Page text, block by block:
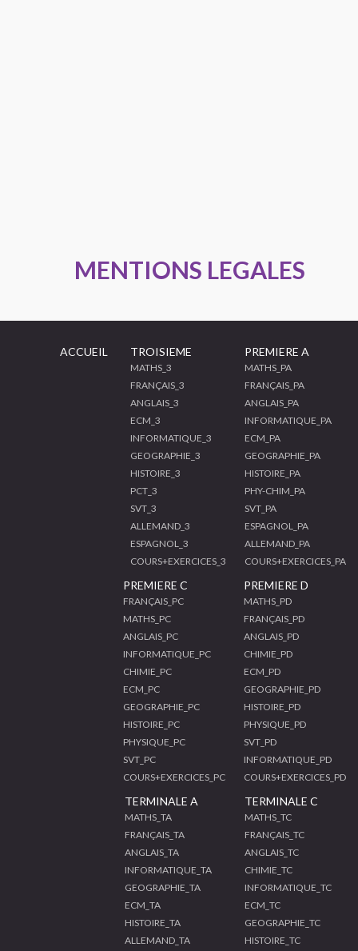
MENTIONS LEGALES
ACCUEIL TROISIEME
MATHS_3
FRANÇAIS_3
ANGLAIS_3
ECM_3
INFORMATIQUE_3
GEOGRAPHIE_3
HISTOIRE_3
PCT_3
SVT_3
ALLEMAND_3
ESPAGNOL_3
COURS+EXERCICES_3
PREMIERE A
MATHS_PA
FRANÇAIS_PA
ANGLAIS_PA
INFORMATIQUE_PA
ECM_PA
GEOGRAPHIE_PA
HISTOIRE_PA
PHY-CHIM_PA
SVT_PA
ESPAGNOL_PA
ALLEMAND_PA
COURS+EXERCICES_PA
PREMIERE C
FRANÇAIS_PC
MATHS_PC
ANGLAIS_PC
INFORMATIQUE_PC
CHIMIE_PC
ECM_PC
GEOGRAPHIE_PC
HISTOIRE_PC
PHYSIQUE_PC
SVT_PC
COURS+EXERCICES_PC
PREMIERE D
MATHS_PD
FRANÇAIS_PD
ANGLAIS_PD
CHIMIE_PD
ECM_PD
GEOGRAPHIE_PD
HISTOIRE_PD
PHYSIQUE_PD
SVT_PD
INFORMATIQUE_PD
COURS+EXERCICES_PD
TERMINALE A
MATHS_TA
FRANÇAIS_TA
ANGLAIS_TA
INFORMATIQUE_TA
GEOGRAPHIE_TA
ECM_TA
HISTOIRE_TA
ALLEMAND_TA
TERMINALE C
MATHS_TC
FRANÇAIS_TC
ANGLAIS_TC
CHIMIE_TC
INFORMATIQUE_TC
ECM_TC
GEOGRAPHIE_TC
HISTOIRE_TC